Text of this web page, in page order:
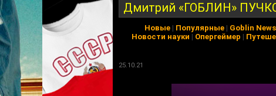
Дмитрий «ГОБЛИН»
Новые | Популярные | Goblin News
Новости науки | Опергеймер |
25.10.21